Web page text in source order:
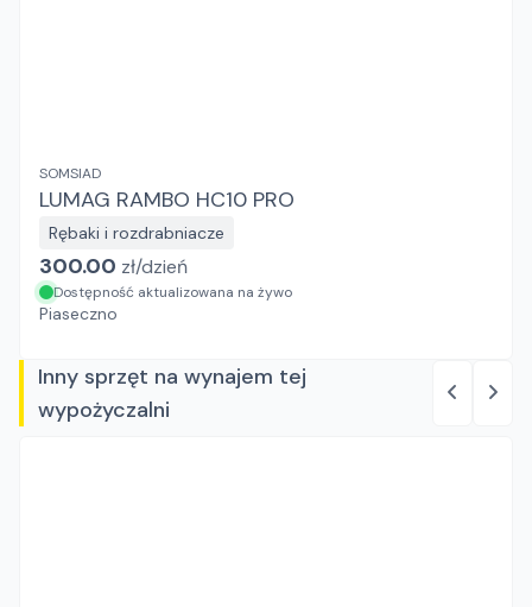
SOMSIAD
LUMAG RAMBO HC10 PRO
Rębaki i rozdrabniacze
300.00 zł/dzień
Dostępność aktualizowana na żywo
Piaseczno
Inny sprzęt na wynajem tej
wypożyczalni